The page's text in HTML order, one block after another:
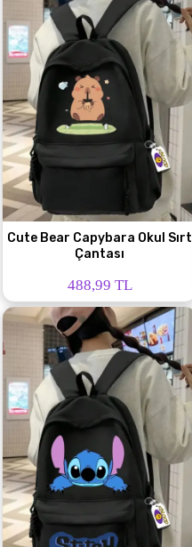
Cute Bear Capybara Okul Sırt
Çantası
488,99 TL